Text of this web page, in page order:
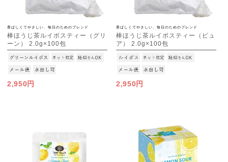
香ばしくてやさしい、毎日のためのブレンド
棒ほうじ茶ルイボスティー（グリ
ーン） 2.0g×100包
[M便 1/1]
2,950円
香ばしくてやさしい、毎日のためのブレンド
棒ほうじ茶ルイボスティー（ピュ
ア） 2.0g×100包
[M便 1/1]
2,950円